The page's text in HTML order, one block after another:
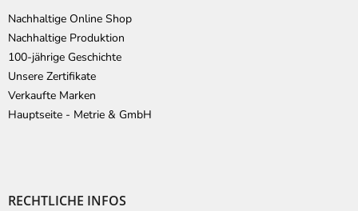
Nachhaltige Online Shop
Nachhaltige Produktion
100-jährige Geschichte
Unsere Zertifikate
Verkaufte Marken
Hauptseite - Metrie & GmbH
RECHTLICHE INFOS